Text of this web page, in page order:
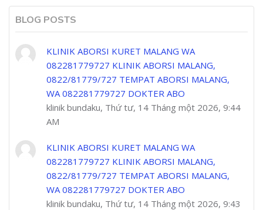
BLOG POSTS
KLINIK ABORSI KURET MALANG WA
082281779727 KLINIK ABORSI MALANG,
0822/81779/727 TEMPAT ABORSI MALANG,
WA 082281779727 DOKTER ABO
klinik bundaku, Thứ tư, 14 Tháng một 2026, 9:44
AM
KLINIK ABORSI KURET MALANG WA
082281779727 KLINIK ABORSI MALANG,
0822/81779/727 TEMPAT ABORSI MALANG,
WA 082281779727 DOKTER ABO
klinik bundaku, Thứ tư, 14 Tháng một 2026, 9:43